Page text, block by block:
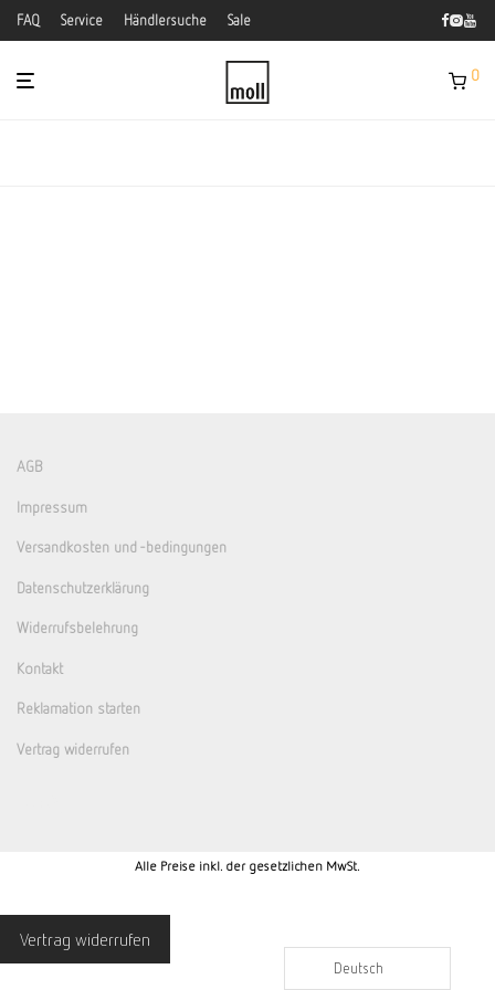
FAQ Service Händlersuche Sale
0
AGB
Impressum
Versandkosten und -bedingungen
Datenschutzerklärung
Widerrufsbelehrung
Kontakt
Reklamation starten
Vertrag widerrufen
Alle Preise inkl. der gesetzlichen MwSt.
Vertrag widerrufen
Deutsch